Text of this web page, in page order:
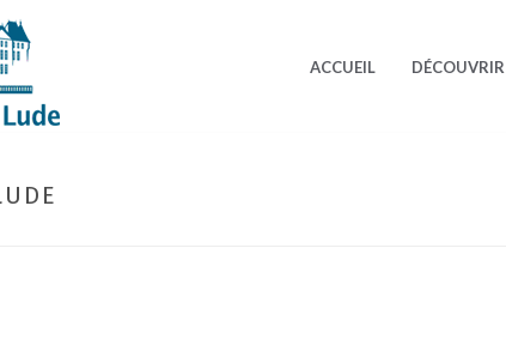
ACCUEIL DÉCOUVRIR